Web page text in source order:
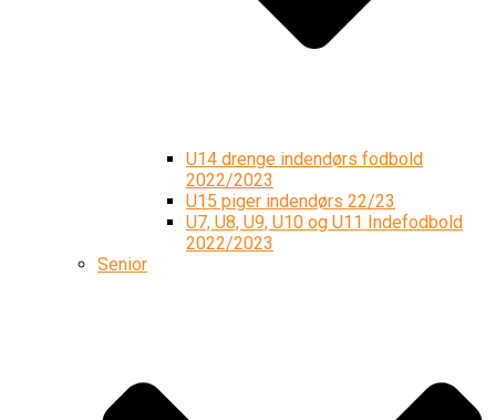
U14 drenge indendørs fodbold
2022/2023
U15 piger indendørs 22/23
U7, U8, U9, U10 og U11 Indefodbold
2022/2023
Senior